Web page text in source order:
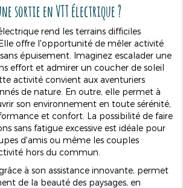
sortie en VTT électrique ?
rend les terrains difficiles
offre l'opportunité de mêler activité
épuisement. Imaginez escalader une
effort et admirer un coucher de soleil
activité convient aux aventuriers
de nature. En outre, elle permet à
son environnement en toute sérénité,
et confort. La possibilité de faire
sans fatigue excessive est idéale pour
d'amis ou même les couples
hors du commun.
à son assistance innovante, permet
de la beauté des paysages, en